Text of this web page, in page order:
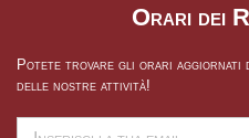
Orari dei
Potete trovare gli orari aggiornati
delle nostre attività!